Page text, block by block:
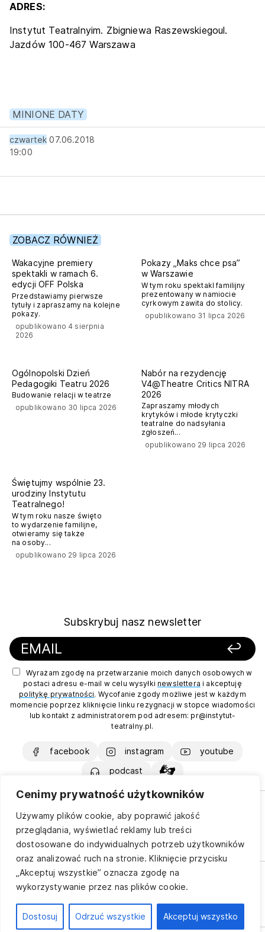
Cenimy prywatność użytkowników
Używamy plików cookie, aby poprawić jakość
przeglądania, wyświetlać reklamy lub treści
dostosowane do indywidualnych potrzeb użytkowników
oraz analizować ruch na stronie. Kliknięcie przycisku
„Akceptuj wszystkie” oznacza zgodę na
wykorzystywanie przez nas plików cookie.
Dostosuj Odrzuć wszystkie Akceptuj wszystko
ADRES:
Instytut Teatralnyim. Zbigniewa Raszewskiegoul.
Jazdów 100-467 Warszawa
MINIONE DATY
czwartek 07.06.2018
19:00
ZOBACZ RÓWNIEŻ
off polska
Wakacyjne premiery
spektakli w ramach 6.
edycji OFF Polska
Przedstawiamy pierwsze
tytuły i zapraszamy na kolejne
pokazy.
opublikowano 4 sierpnia
2026
Pokazy „Maks chce psa”
w Warszawie
W tym roku spektakl familijny
prezentowany w namiocie
cyrkowym zawita do stolicy.
opublikowano 31 lipca 2026
Ogólnopolski Dzień
Pedagogiki Teatru 2026
Budowanie relacji w teatrze
opublikowano 30 lipca 2026
nitra
Nabór na rezydencję
V4@Theatre Critics NITRA
2026
Zapraszamy młodych
krytyków i młode krytyczki
teatralne do nadsyłania
zgłoszeń...
opublikowano 29 lipca 2026
komunikaty prasowe
Świętujmy wspólnie 23.
urodziny Instytutu
Teatralnego!
W tym roku nasze święto
to wydarzenie familijne,
otwieramy się także
na osoby...
opublikowano 29 lipca 2026
Subskrybuj nasz newsletter
Wyrażam zgodę na przetwarzanie moich danych osobowych w
postaci adresu e-mail w celu wysyłki newslettera i akceptuję
politykę prywatności. Wycofanie zgody możliwe jest w każdym
momencie poprzez kliknięcie linku rezygnacji w stopce wiadomości
lub kontakt z administratorem pod adresem: pr@instytut-
teatralny.pl.
facebook instagram
youtube
podcast
Instytut Teatralny
jest Narodową
Instytucją Kultury finansowaną
ze środków budżetu Państwa
Dofinansowano ze środków
Ministra Kultury i Dziedzictwa
Narodowego
Polityka prywatności
Deklaracja dostępności
Kontakt
Copyright © 2025 by Instytut
Teatralny. Wszelkie prawa
zastrzeżone